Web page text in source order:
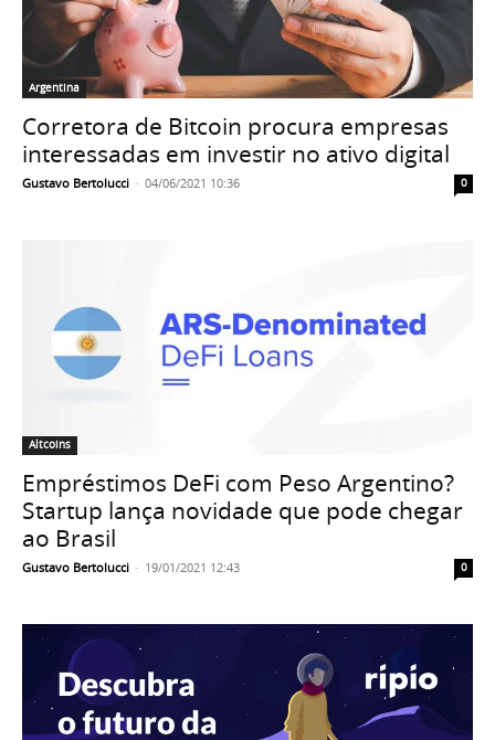
Argentina
Corretora de Bitcoin procura empresas
interessadas em investir no ativo digital
Gustavo Bertolucci - 04/06/2021 10:36 0
Altcoins
Empréstimos DeFi com Peso Argentino?
Startup lança novidade que pode chegar
ao Brasil
Gustavo Bertolucci - 19/01/2021 12:43 0